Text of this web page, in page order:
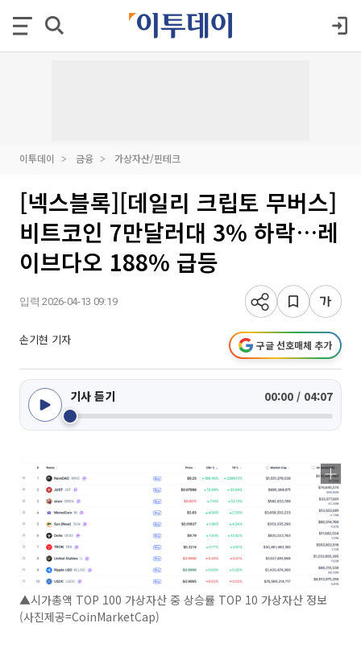
이투데이 금융 가상자산/핀테크
[넥스블록][데일리 크립토 무버스]
비트코인 7만달러대 3% 하락…레
이브다오 188% 급등
입력 2026-04-13 09:19
손기현 기자 구글 선호매체 추가
기사 듣기 00:00 / 04:07
▲시가총액 TOP 100 가상자산 중 상승률 TOP 10 가상자산 정보
(사진제공=CoinMarketCap)